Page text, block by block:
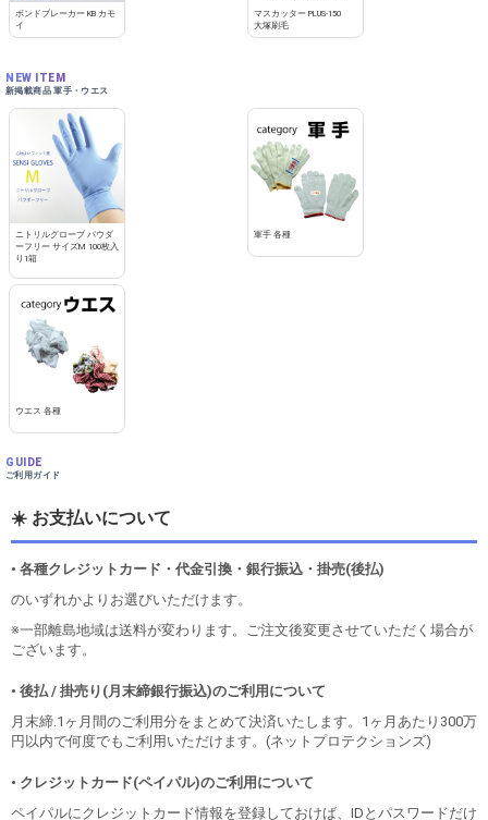
ボンドブレーカー KB カモ
イ
マスカッター PLUS-150
大塚刷毛
NEW ITEM
新掲載商品 軍手・ウエス
ニトリルグローブ パウダ
ーフリー サイズM 100枚入
り1箱
軍手 各種
ウエス 各種
GUIDE
ご利用ガイド
☀️ お支払いについて
• 各種クレジットカード・代金引換・銀行振込・掛売(後払)
のいずれかよりお選びいただけます。
※一部離島地域は送料が変わります。ご注文後変更させていただく場合が
ございます。
• 後払 / 掛売り(月末締銀行振込)のご利用について
月末締.1ヶ月間のご利用分をまとめて決済いたします。1ヶ月あたり300万
円以内で何度でもご利用いただけます。(ネットプロテクションズ)
• クレジットカード(ペイパル)のご利用について
ペイパルにクレジットカード情報を登録しておけば、IDとパスワードだけ